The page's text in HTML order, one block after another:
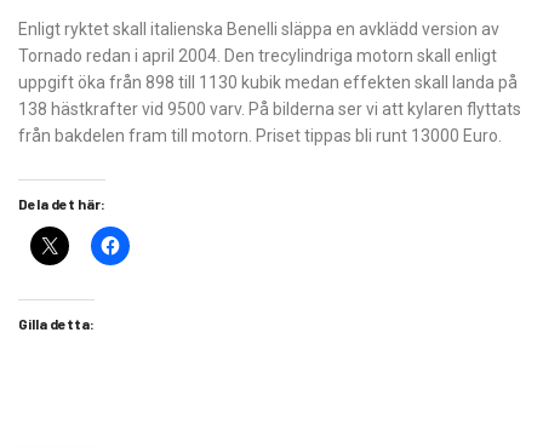
Enligt ryktet skall italienska Benelli släppa en avklädd version av
Tornado redan i april 2004. Den trecylindriga motorn skall enligt
uppgift öka från 898 till 1130 kubik medan effekten skall landa på
138 hästkrafter vid 9500 varv. På bilderna ser vi att kylaren flyttats
från bakdelen fram till motorn. Priset tippas bli runt 13000 Euro.
Dela det här:
Gilla detta: